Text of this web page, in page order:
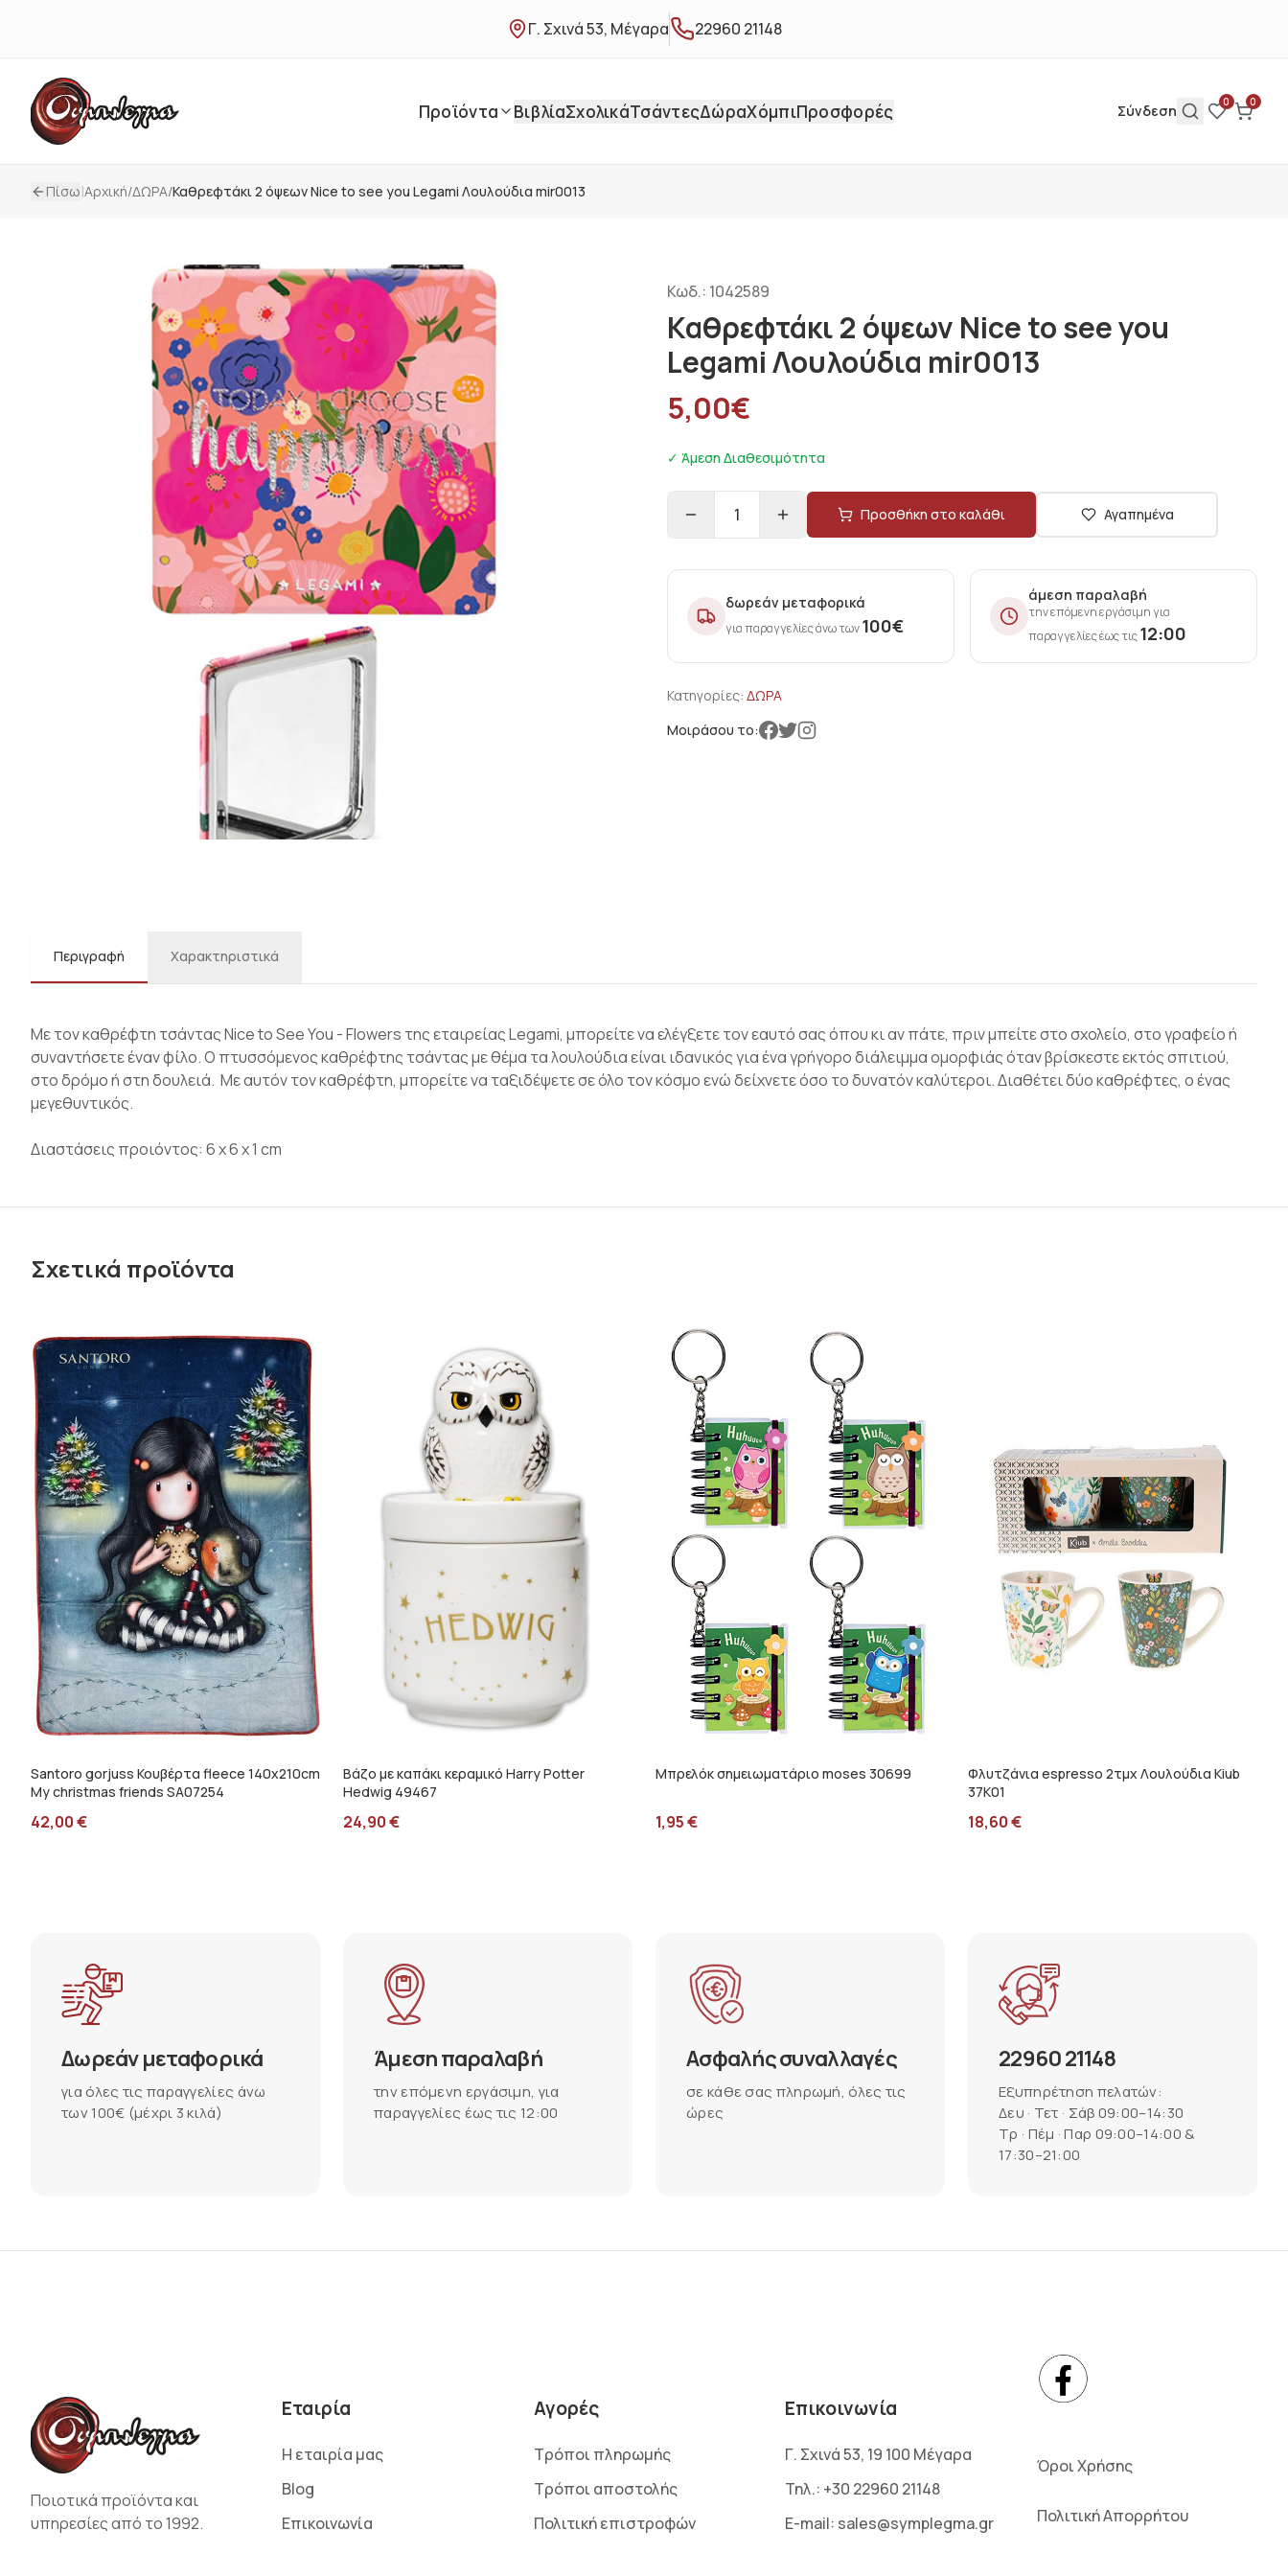
Γ. Σχινά 53, Μέγαρα 22960 21148
Προϊόντα ΒιβλίαΣχολικάΤσάντεςΔώραΧόμπιΠροσφορές Σύνδεση
0 0
Πίσω|Αρχική/ΔΩΡΑ/Καθρεφτάκι 2 όψεων Nice to see you Legami Λουλούδια mir0013
Κωδ.: 1042589
Καθρεφτάκι 2 όψεων Nice to see you
Legami Λουλούδια mir0013
5,00€
✓ Άμεση Διαθεσιμότητα
1 Προσθήκη στο καλάθι Αγαπημένα
δωρεάν μεταφορικά
για παραγγελίες άνω των100€
άμεση παραλαβή
την επόμενη εργάσιμη για
παραγγελίες έως τις12:00
Κατηγορίες: ΔΩΡΑ
Μοιράσου το:
Περιγραφή Χαρακτηριστικά
Με τον καθρέφτη τσάντας Nice to See You - Flowers της εταιρείας Legami, μπορείτε να ελέγξετε τον εαυτό σας όπου κι αν πάτε, πριν μπείτε στο σχολείο, στο γραφείο ή
συναντήσετε έναν φίλο. Ο πτυσσόμενος καθρέφτης τσάντας με θέμα τα λουλούδια είναι ιδανικός για ένα γρήγορο διάλειμμα ομορφιάς όταν βρίσκεστε εκτός σπιτιού,
στο δρόμο ή στη δουλειά. Με αυτόν τον καθρέφτη, μπορείτε να ταξιδέψετε σε όλο τον κόσμο ενώ δείχνετε όσο το δυνατόν καλύτεροι. Διαθέτει δύο καθρέφτες, ο ένας
μεγεθυντικός.
Διαστάσεις προιόντος: 6 x 6 x 1 cm
Σχετικά προϊόντα
Santoro gorjuss Κουβέρτα fleece 140x210cm
My christmas friends SA07254
42,00€
Βάζο με καπάκι κεραμικό Harry Potter
Hedwig 49467
24,90€
Μπρελόκ σημειωματάριο moses 30699
1,95€
Φλυτζάνια espresso 2τμχ Λουλούδια Kiub
37K01
18,60€
Δωρεάν μεταφορικά
για όλες τις παραγγελίες άνω
των 100€ (μέχρι 3 κιλά)
Άμεση παραλαβή
την επόμενη εργάσιμη, για
παραγγελίες έως τις 12:00
Ασφαλής συναλλαγές
σε κάθε σας πληρωμή, όλες τις
ώρες
22960 21148
Εξυπηρέτηση πελατών:
Δευ · Τετ · Σάβ 09:00–14:30
Τρ · Πέμ · Παρ 09:00–14:00 &
17:30–21:00
Ποιοτικά προϊόντα και
υπηρεσίες από το 1992.
Εταιρία
Η εταιρία μας
Blog
Επικοινωνία
Αγορές
Τρόποι πληρωμής
Τρόποι αποστολής
Πολιτική επιστροφών
Επικοινωνία
Γ. Σχινά 53, 19 100 Μέγαρα
Τηλ.: +30 22960 21148
E-mail: sales@symplegma.gr
Όροι Χρήσης
Πολιτική Απορρήτου